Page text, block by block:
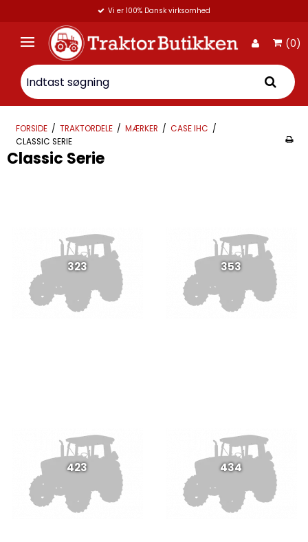
Vi er 100% Dansk virksomhed
(0)
FORSIDE / TRAKTORDELE / MÆRKER / CASE IHC /
CLASSIC SERIE
Classic Serie
323 353
423 434